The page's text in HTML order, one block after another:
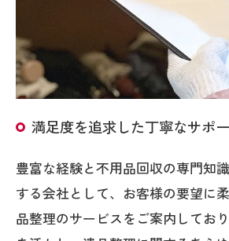
満足度を追求した丁寧なサポ
豊富な経験と不用品回収の専門知
する会社として、お客様の要望に
品整理のサービスをご案内してお